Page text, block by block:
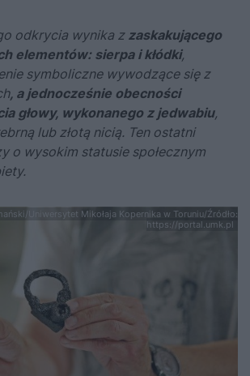
odkrycia wynika z zaskakującego
elementów: sierpa i kłódki,
symboliczne wywodzące się z
, a jednocześnie obecności
głowy, wykonanego z jedwabiu,
lub złotą nicią. Ten ostatni
o wysokim statusie społecznym
Uniwersytet Mikołaja Kopernika w Toruniu/Źródło:
https://portal.umk.pl